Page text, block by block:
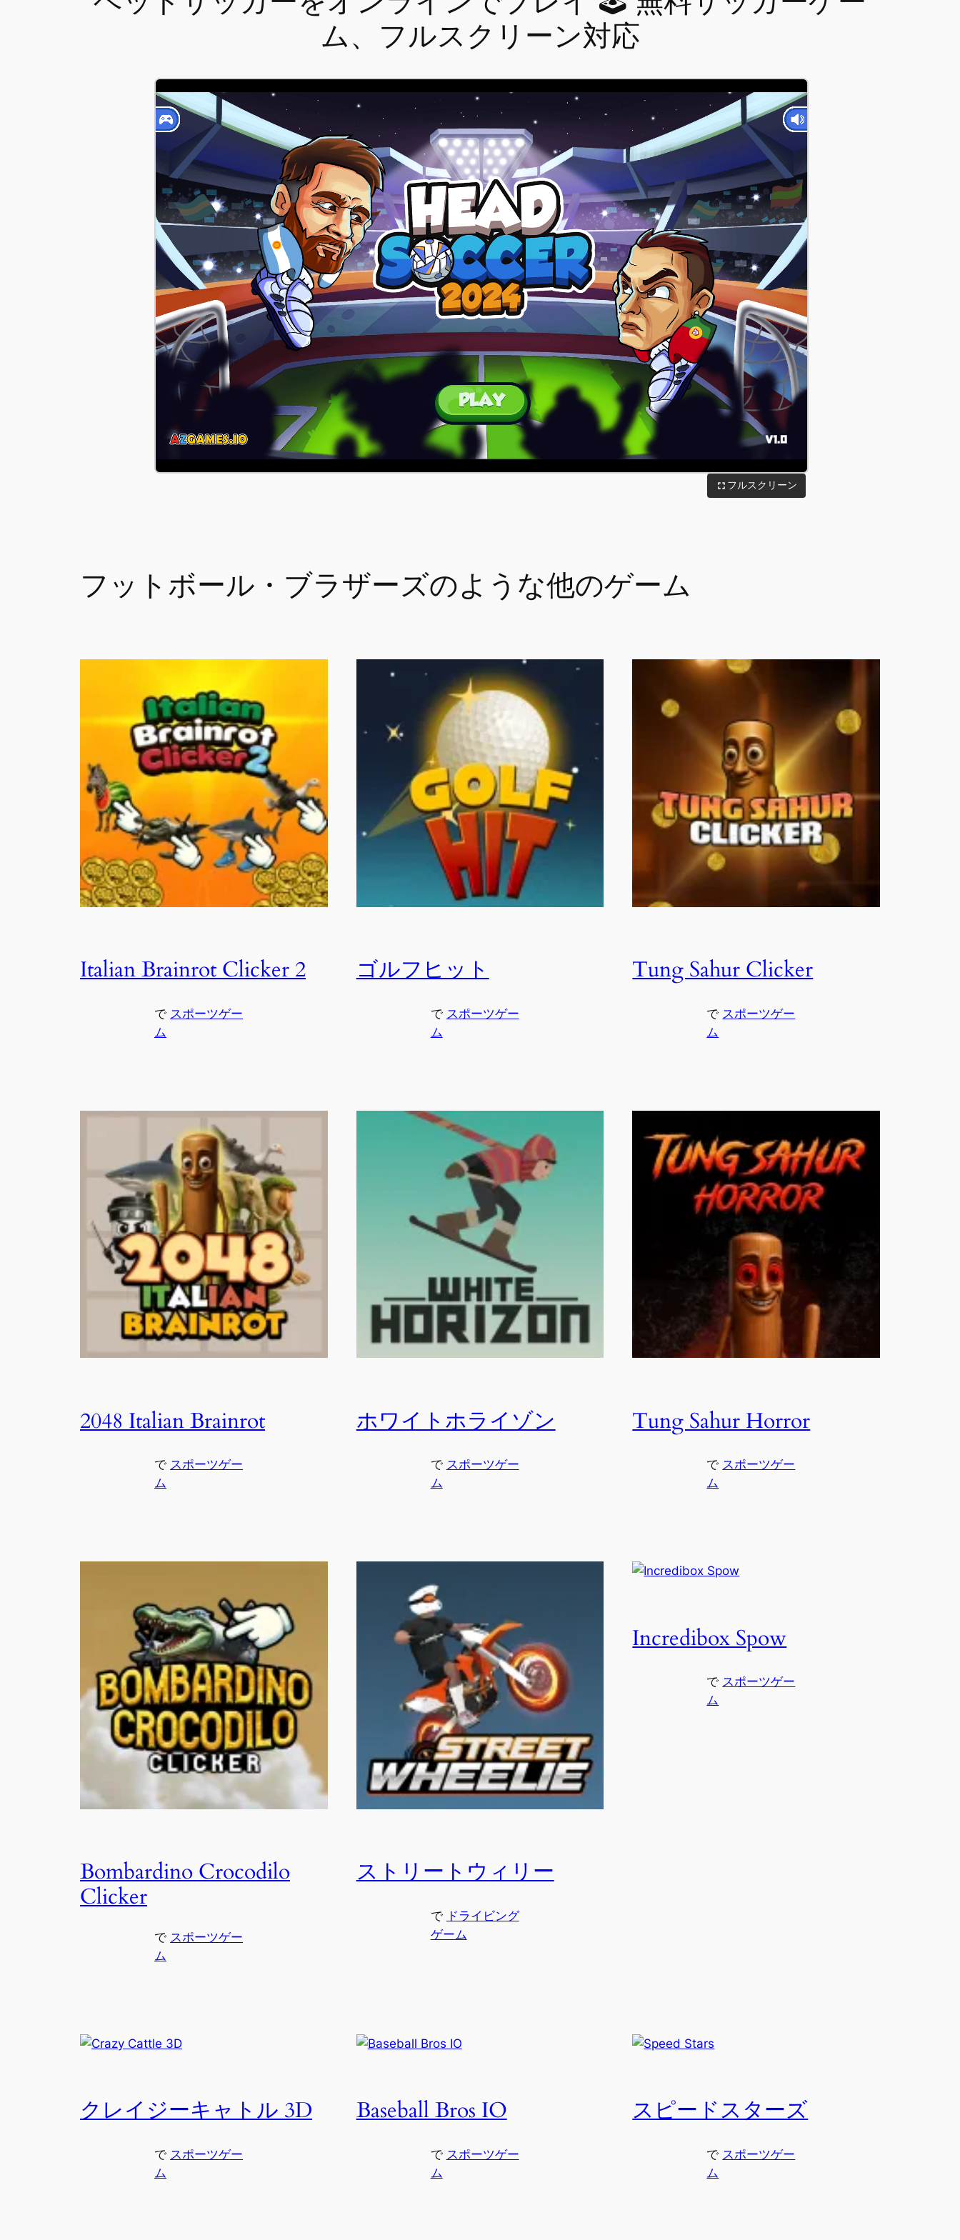
ム、フルスクリーン対応
フルスクリーン
フットボール・ブラザーズのような他のゲーム
Italian Brainrot Clicker 2
で スポーツゲー
ム
ゴルフヒット
で スポーツゲー
ム
Tung Sahur Clicker
で スポーツゲー
ム
2048 Italian Brainrot
で スポーツゲー
ム
ホワイトホライゾン
で スポーツゲー
ム
Tung Sahur Horror
で スポーツゲー
ム
Bombardino Crocodilo
Clicker
で スポーツゲー
ム
ストリートウィリー
で ドライビング
ゲーム
Incredibox Spow
で スポーツゲー
ム
クレイジーキャトル 3D
で スポーツゲー
ム
Baseball Bros IO
で スポーツゲー
ム
スピードスターズ
で スポーツゲー
ム